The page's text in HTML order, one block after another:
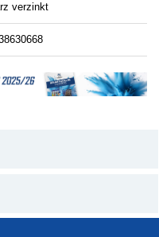
verzinkt